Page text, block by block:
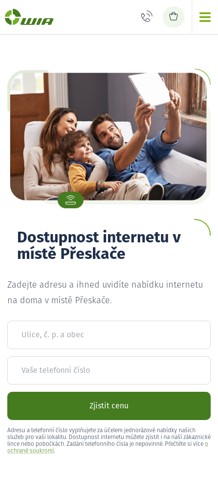
Dostupnost internetu v
místě Přeskače
Zadejte adresu a ihned uvidíte nabídku internetu
na doma v místě Přeskače.
Ulice, č. p. a obec
Vaše telefonní číslo
Zjistit cenu
Adresu a telefonní číslo vyplňujete za účelem jednorázové nabídky našich
služeb pro vaši lokalitu. Dostupnost internetu můžete zjistit i na naší zákaznické
lince nebo pobočkách. Zadání telefonního čísla je nepovinné. Přečtěte si více o
ochraně soukromí.